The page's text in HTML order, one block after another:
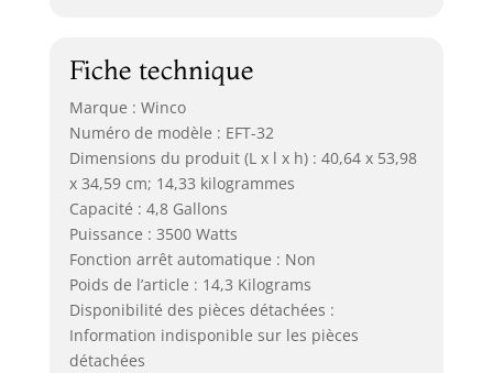
Fiche technique
Marque : Winco
Numéro de modèle : EFT-32
Dimensions du produit (L x l x h) : 40,64 x 53,98
x 34,59 cm; 14,33 kilogrammes
Capacité : 4,8 Gallons
Puissance : 3500 Watts
Fonction arrêt automatique : Non
Poids de l’article : 14,3 Kilograms
Disponibilité des pièces détachées :
Information indisponible sur les pièces
détachées